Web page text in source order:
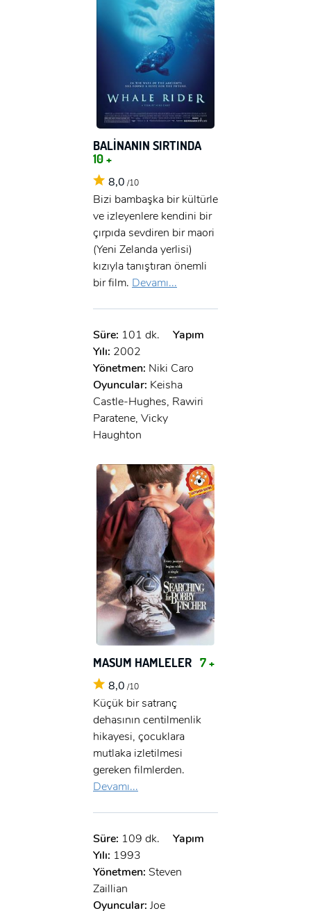
GIRIŞ YAP
E-Posta:
Şifre:
GIRIŞ
ÜYE OL
Ad Soyad:
E-Posta:
GIRIŞ
BALİNANIN SIRTINDA
10 +
8,0 /10
Bizi bambaşka bir kültürle
ve izleyenlere kendini bir
çırpıda sevdiren bir maori
(Yeni Zelanda yerlisi)
kızıyla tanıştıran önemli
bir film. Devamı...
Süre: 101 dk.
Yapım
Yılı: 2002
Yönetmen: Niki Caro
Oyuncular: Keisha
Castle-Hughes, Rawiri
Paratene, Vicky
Haughton
MASUM HAMLELER 7 +
8,0 /10
Küçük bir satranç
dehasının centilmenlik
hikayesi, çocuklara
mutlaka izletilmesi
gereken filmlerden.
Devamı...
Süre: 109 dk.
Yapım
Yılı: 1993
Yönetmen: Steven
Zaillian
Oyuncular: Joe